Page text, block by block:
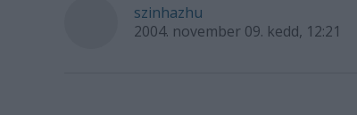
szinhazhu
2004. november 09. kedd, 12:21